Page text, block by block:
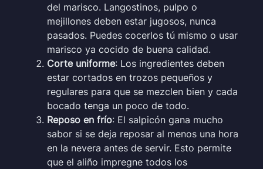
del marisco. Langostinos, pulpo o
mejillones deben estar jugosos, nunca
pasados. Puedes cocerlos tú mismo o usar
marisco ya cocido de buena calidad.
Corte uniforme: Los ingredientes deben
estar cortados en trozos pequeños y
regulares para que se mezclen bien y cada
bocado tenga un poco de todo.
Reposo en frío: El salpicón gana mucho
sabor si se deja reposar al menos una hora
en la nevera antes de servir. Esto permite
que el aliño impregne todos los